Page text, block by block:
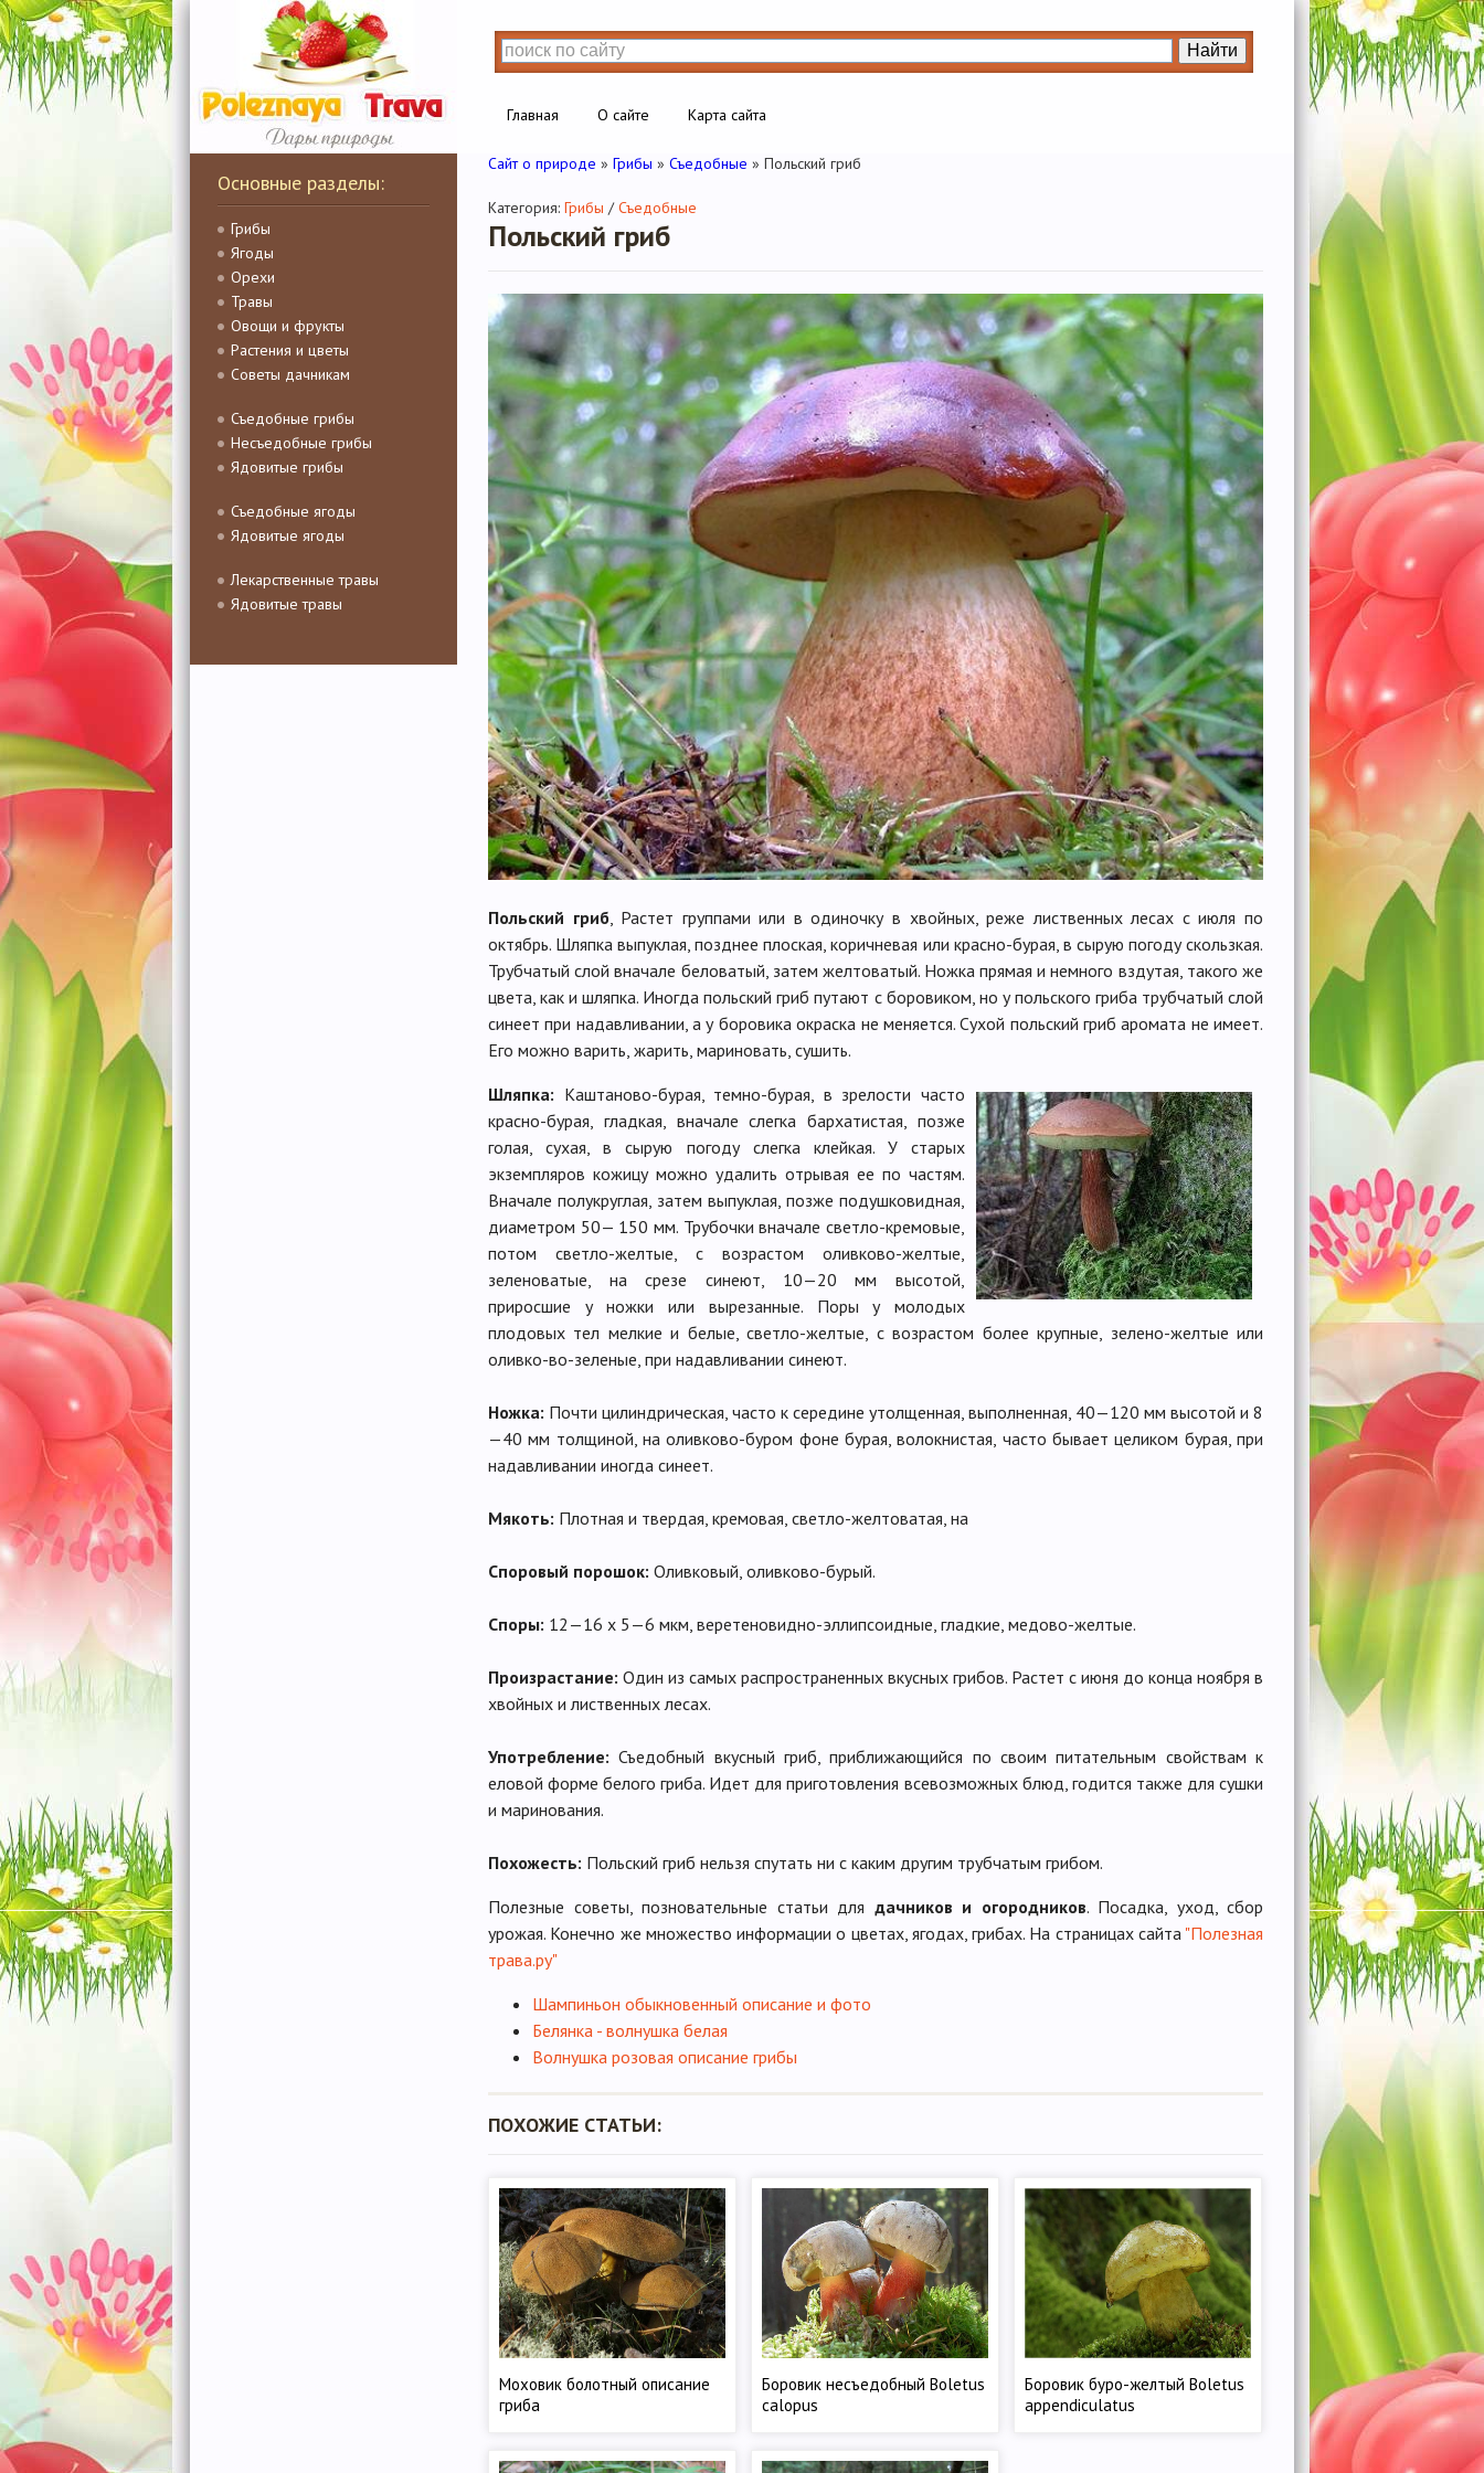
Главная О сайте Карта сайта
Основные разделы:
Грибы
Ягоды
Орехи
Травы
Овощи и фрукты
Растения и цветы
Советы дачникам
Съедобные грибы
Несъедобные грибы
Ядовитые грибы
Съедобные ягоды
Ядовитые ягоды
Лекарственные травы
Ядовитые травы
Сайт о природе » Грибы » Съедобные » Польский гриб
Категория: Грибы /Съедобные
Польский гриб
Польский гриб, Растет группами или в одиночку в хвойных, реже лист­венных лесах с июля по
октябрь. Шляпка выпуклая, позднее плоская, коричневая или красно-бурая, в сырую погоду скользкая.
Трубчатый слой вначале беловатый, затем желтоватый. Ножка прямая и немного вздутая, такого же
цвета, как и шляпка. Иногда польский гриб путают с боровиком, но у польского гриба трубчатый слой
синеет при надавливании, а у боро­вика окраска не меняется. Сухой польский гриб аромата не имеет.
Его можно варить, жарить, мариновать, сушить.
Шляпка: Каштаново-бурая, темно-бурая, в зрелости часто
красно-бурая, гладкая, вначале слегка бархатистая, позже
голая, сухая, в сырую погоду слегка клейкая. У старых
экземпляров кожицу можно удалить отрывая ее по частям.
Вначале полукруглая, затем выпуклая, позже подушковидная,
диаметром 50— 150 мм. Трубочки вначале светло-кремовые,
потом светло-желтые, с возрастом оливково-желтые,
зеленоватые, на срезе синеют, 10—20 мм высотой,
приросшие у ножки или вырезанные. Поры у молодых
плодовых тел мелкие и белые, светло-желтые, с возрастом более крупные, зелено-желтые или
оливко-во-зеленые, при надавливании синеют.
Ножка: Почти цилиндрическая, часто к середине утолщенная, выполненная, 40—120 мм высотой и 8
—40 мм толщиной, на оливково-буром фоне бурая, волокнистая, часто бывает целиком бурая, при
надавливании иногда синеет.
Мякоть: Плотная и твердая, кремовая, светло-желтоватая, на
Споровый порошок: Оливковый, оливково-бурый.
Споры: 12—16 х 5—6 мкм, веретеновидно-эллипсоидные, гладкие, медово-желтые.
Произрастание: Один из самых распространенных вкусных грибов. Растет с июня до конца ноября в
хвойных и лиственных лесах.
Употребление: Съедобный вкусный гриб, приближающийся по своим питательным свойствам к
еловой форме белого гриба. Идет для приготовления всевозможных блюд, годится также для сушки
и маринования.
Похожесть: Польский гриб нельзя спутать ни с каким другим трубчатым грибом.
Полезные советы, позновательные статьи для дачников и огородников. Посадка, уход, сбор
урожая. Конечно же множество информации о цветах, ягодах, грибах. На страницах сайта "Полезная
трава.ру"
Шампиньон обыкновенный описание и фото
Белянка - волнушка белая
Волнушка розовая описание грибы
ПОХОЖИЕ СТАТЬИ:
Моховик болотный описание
гриба
Боровик несъедобный Boletus
calopus
Боровик буро-желтый Boletus
appendiculatus